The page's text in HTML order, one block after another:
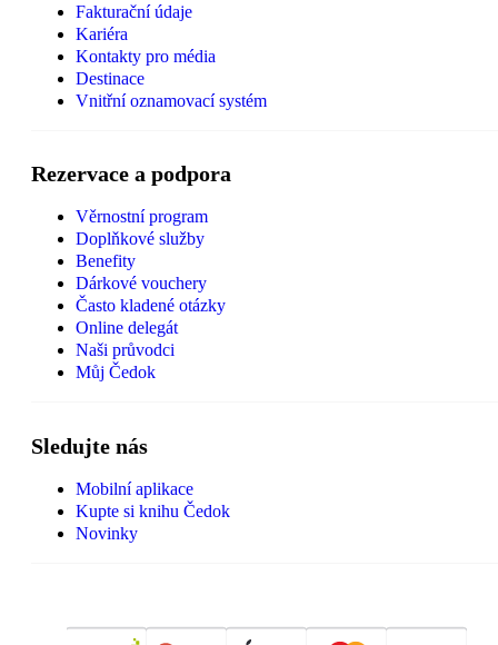
Fakturační údaje
Kariéra
Kontakty pro média
Destinace
Vnitřní oznamovací systém
Rezervace a podpora
Věrnostní program
Doplňkové služby
Benefity
Dárkové vouchery
Často kladené otázky
Online delegát
Naši průvodci
Můj Čedok
Sledujte nás
Mobilní aplikace
Kupte si knihu Čedok
Novinky